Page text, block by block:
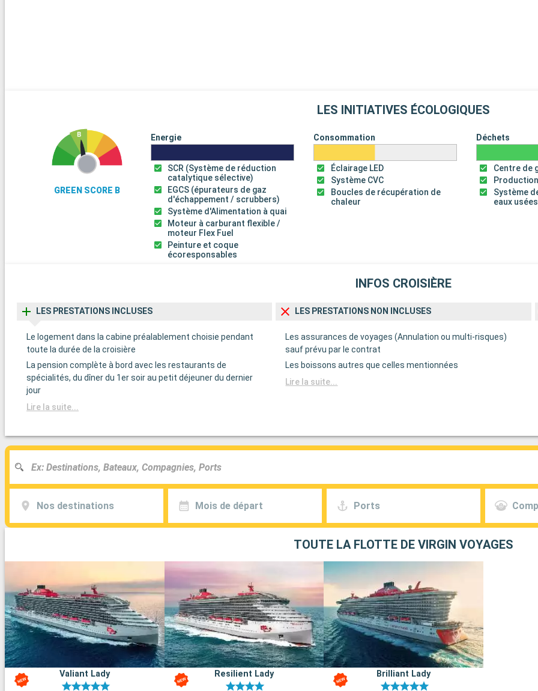
LES INITIATIVES ÉCOLOGIQUES
GREEN SCORE B
Energie
SCR (Système de réduction
catalytique sélective)
EGCS (épurateurs de gaz
d'échappement / scrubbers)
Système d'Alimentation à quai
Moteur à carburant flexible /
moteur Flex Fuel
Peinture et coque
écoresponsables
Consommation
Éclairage LED
Système CVC
Boucles de récupération de
chaleur
Déchets
Centre de
Système
eaux usées
INFOS CROISIÈRE
LES PRESTATIONS INCLUSES
Le logement dans la cabine préalablement choisie pendant
toute la durée de la croisière
La pension complète à bord avec les restaurants de
spécialités, du dîner du 1er soir au petit déjeuner du dernier
jour
Lire la suite...
LES PRESTATIONS NON INCLUSES
Les assurances de voyages (Annulation ou multi-risques)
sauf prévu par le contrat
Les boissons autres que celles mentionnées
Lire la suite...
Nos destinations Mois de départ Ports
TOUTE LA FLOTTE DE VIRGIN VOYAGES
Valiant Lady Resilient Lady Brilliant Lady